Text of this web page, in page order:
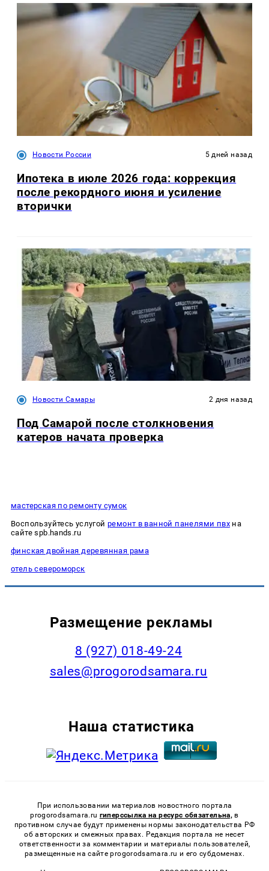
Новости России 5 дней назад
Ипотека в июле 2026 года: коррекция
после рекордного июня и усиление
вторички
Новости Самары 2 дня назад
Под Самарой после столкновения
катеров начата проверка
мастерская по ремонту сумок
Воспользуйтесь услугой ремонт в ванной панелями пвхна
сайте spb.hands.ru
финская двойная деревянная рама
отель североморск
Размещение рекламы
8 (927) 018-49-24
sales@progorodsamara.ru
Наша статистика
При использовании материалов новостного портала
progorodsamara.ru гиперссылка на ресурс обязательна, в
противном случае будут применены нормы законодательства РФ
об авторских и смежных правах. Редакция портала не несет
ответственности за комментарии и материалы пользователей,
размещенные на сайте progorodsamara.ru и его субдоменах.